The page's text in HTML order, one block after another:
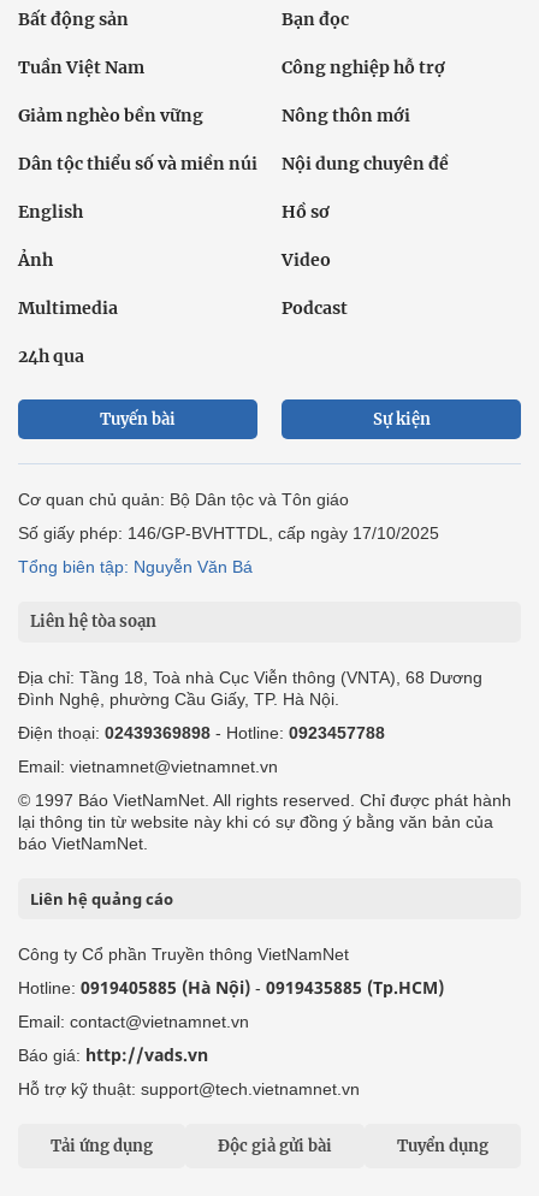
Bất động sản Bạn đọc
Tuần Việt Nam Công nghiệp hỗ trợ
Giảm nghèo bền vững Nông thôn mới
Dân tộc thiểu số và miền núi Nội dung chuyên đề
English Hồ sơ
Ảnh Video
Multimedia Podcast
24h qua
Tuyến bài Sự kiện
Cơ quan chủ quản: Bộ Dân tộc và Tôn giáo
Số giấy phép: 146/GP-BVHTTDL, cấp ngày 17/10/2025
Tổng biên tập: Nguyễn Văn Bá
Liên hệ tòa soạn
Địa chỉ: Tầng 18, Toà nhà Cục Viễn thông (VNTA), 68 Dương
Đình Nghệ, phường Cầu Giấy, TP. Hà Nội.
Điện thoại: 02439369898 - Hotline: 0923457788
Email: vietnamnet@vietnamnet.vn
© 1997 Báo VietNamNet. All rights reserved. Chỉ được phát hành
lại thông tin từ website này khi có sự đồng ý bằng văn bản của
báo VietNamNet.
Liên hệ quảng cáo
Công ty Cổ phần Truyền thông VietNamNet
Hotline: 0919405885 (Hà Nội) - 0919435885 (Tp.HCM)
Email: contact@vietnamnet.vn
Báo giá: http://vads.vn
Hỗ trợ kỹ thuật: support@tech.vietnamnet.vn
Tải ứng dụng Độc giả gửi bài Tuyển dụng